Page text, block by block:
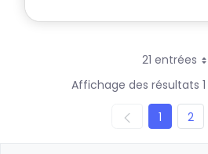
21 entrées
Par
Affichage des résultats 1
Page
1 Page
2